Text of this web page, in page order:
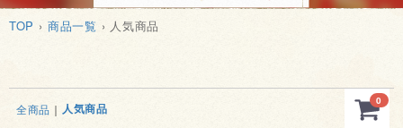
TOP 商品一覧 人気商品
0
全商品 人気商品